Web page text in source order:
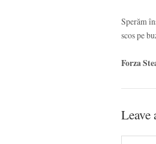
Sperăm
scos pe
Forza
Leave